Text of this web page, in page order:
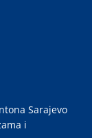
Sarajevo
i